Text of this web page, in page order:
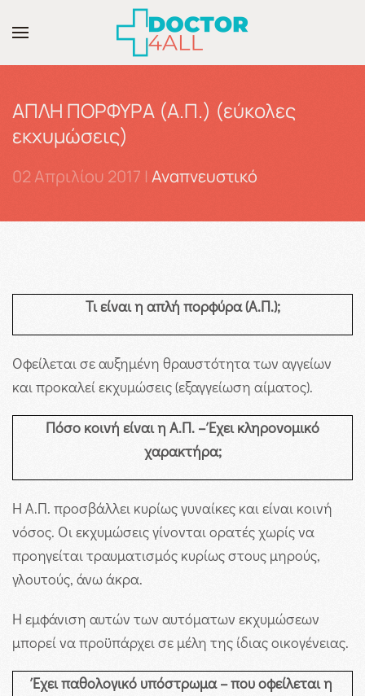
Skip to main content
ΑΠΛΗ ΠΟΡΦΥΡΑ (Α.Π.) (εύκολες
εκχυμώσεις)
02 Απριλίου 2017 | Αναπνευστικό
Τι είναι η απλή πορφύρα (Α.Π.);
Οφείλεται σε αυξημένη θραυστότητα των αγγείων
και προκαλεί εκχυμώσεις (εξαγγείωση αίματος).
Πόσο κοινή είναι η Α.Π. – Έχει κληρονομικό
χαρακτήρα;
Η Α.Π. προσβάλλει κυρίως γυναίκες και είναι κοινή
νόσος. Οι εκχυμώσεις γίνονται ορατές χωρίς να
προηγείται τραυματισμός κυρίως στους μηρούς,
γλουτούς, άνω άκρα.
Η εμφάνιση αυτών των αυτόματων εκχυμώσεων
μπορεί να προϋπάρχει σε μέλη της ίδιας οικογένειας.
Έχει παθολογικό υπόστρωμα – που οφείλεται η